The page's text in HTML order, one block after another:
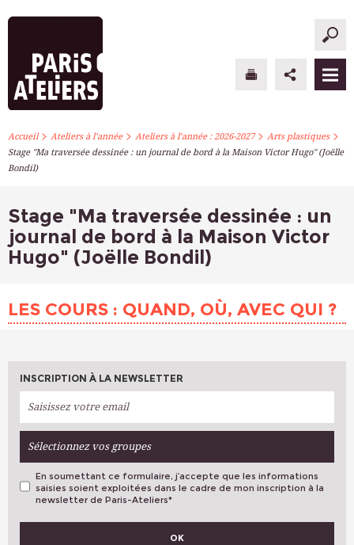
PARIS ATELIERS
ATELIERS À L’ANNÉE
STAGES PONCTUELS
S’INSCRIRE
Accueil> Ateliers à l’année> Ateliers à l’année : 2026-2027> Arts plastiques>
Stage "Ma traversée dessinée : un journal de bord à la Maison Victor Hugo" (Joëlle
Bondil)
Stage "Ma traversée dessinée : un
journal de bord à la Maison Victor
Hugo" (Joëlle Bondil)
LES COURS : QUAND, OÙ, AVEC QUI ?
INSCRIPTION À LA NEWSLETTER
Sélectionnez vos groupes
VOS PRÉFÉRENCES
En soumettant ce formulaire, j’accepte que les informations
saisies soient exploitées dans le cadre de mon inscription à la
newsletter de Paris-Ateliers*
OK